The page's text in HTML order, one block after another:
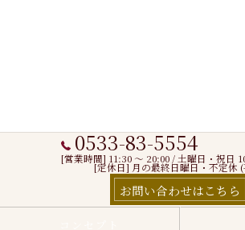
0533-83-5554
[営業時間] 11:30 〜 20:00 / 土曜日・祝日
[定休日] 月の最終日曜日・不定休 (
お問い合わせはこちら